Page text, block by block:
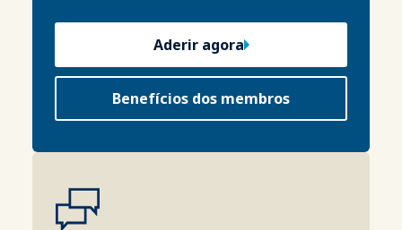
Aderir agora
Benefícios dos membros